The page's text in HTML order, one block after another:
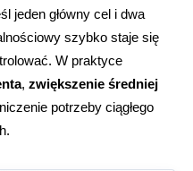
jeden główny cel i dwa
szybko staje się
W praktyce
, zwiększenie średniej
potrzeby ciągłego